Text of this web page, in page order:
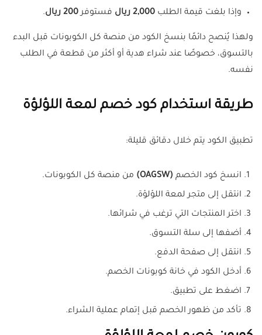
وإذا بلغت قيمة الطلب 2,000 ريال فستوفر200 ريال .
ولهذا يُنصح دائمًا بنسخ الكود من منصة كل الكوبونات قبل البدء
بالتسوق، خصوصًا عند شراء هدية أو أكثر من قطعة في الطلب
نفسه.
طريقة استخدام كود خصم لمعة اللؤلؤة
تطبيق الكود يتم خلال دقائق قليلة:
انسخ كود الخصم (OAGSW) من منصة كل الكوبونات.
انتقل إلى متجر لمعة اللؤلؤة.
اختر المنتجات التي ترغب في شرائها.
أضفها إلى سلة التسوق.
انتقل إلى صفحة الدفع.
أدخل الكود في خانة كوبونات الخصم.
اضغط على تطبيق.
تأكد من ظهور الخصم قبل إتمام عملية الشراء.